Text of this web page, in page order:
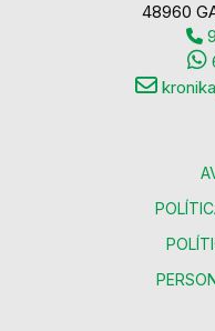
48960